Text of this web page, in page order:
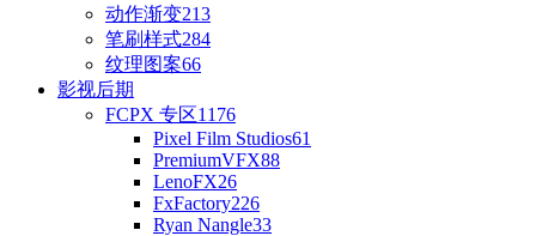
动作渐变213
笔刷样式284
纹理图案66
影视后期
FCPX 专区1176
Pixel Film Studios61
PremiumVFX88
LenoFX26
FxFactory226
Ryan Nangle33